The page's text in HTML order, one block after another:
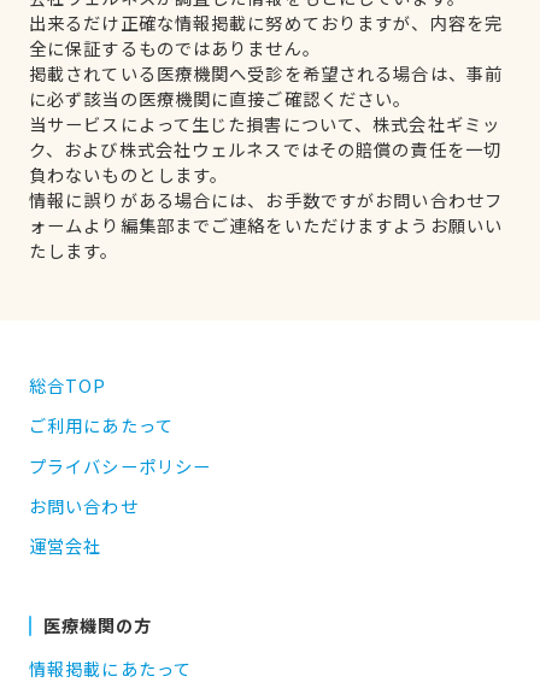
出来るだけ正確な情報掲載に努めておりますが、内容を完
全に保証するものではありません。
掲載されている医療機関へ受診を希望される場合は、事前
に必ず該当の医療機関に直接ご確認ください。
当サービスによって生じた損害について、株式会社ギミッ
ク、および株式会社ウェルネスではその賠償の責任を一切
負わないものとします。
情報に誤りがある場合には、お手数ですがお問い合わせフ
ォームより編集部までご連絡をいただけますようお願いい
たします。
総合TOP
ご利用にあたって
プライバシーポリシー
お問い合わせ
運営会社
医療機関の方
情報掲載にあたって